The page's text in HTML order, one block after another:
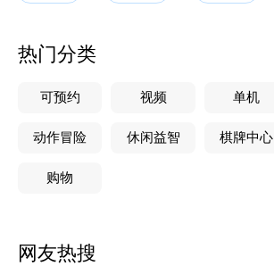
热门分类
可预约 视频 单机
动作冒险 休闲益智 棋牌中心
购物
网友热搜